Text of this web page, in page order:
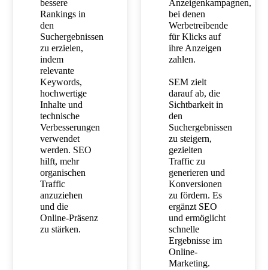
bessere
Rankings in
den
Suchergebnissen
zu erzielen,
indem
relevante
Keywords,
hochwertige
Inhalte und
technische
Verbesserungen
verwendet
werden. SEO
hilft, mehr
organischen
Traffic
anzuziehen
und die
Online-Präsenz
zu stärken.
Anzeigenkampagnen,
bei denen
Werbetreibende
für Klicks auf
ihre Anzeigen
zahlen.
SEM zielt
darauf ab, die
Sichtbarkeit in
den
Suchergebnissen
zu steigern,
gezielten
Traffic zu
generieren und
Konversionen
zu fördern. Es
ergänzt SEO
und ermöglicht
schnelle
Ergebnisse im
Online-
Marketing.